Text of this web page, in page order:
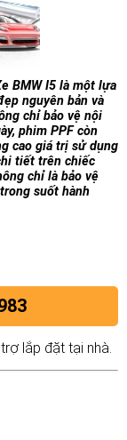
BMW I5 là một lựa
nguyên bản và
chỉ bảo vệ nội
phim PPF còn
cao giá trị sử dụng
tiết trên chiếc
chỉ là bảo vệ
suốt hành
lắp đặt tại nhà.